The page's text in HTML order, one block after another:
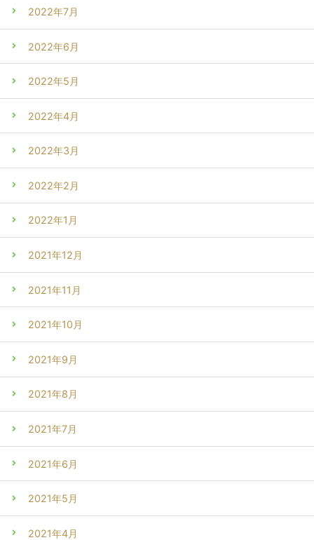
2022年7月
2022年6月
2022年5月
2022年4月
2022年3月
2022年2月
2022年1月
2021年12月
2021年11月
2021年10月
2021年9月
2021年8月
2021年7月
2021年6月
2021年5月
2021年4月